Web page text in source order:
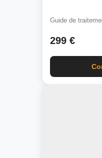
Guide de
299 €